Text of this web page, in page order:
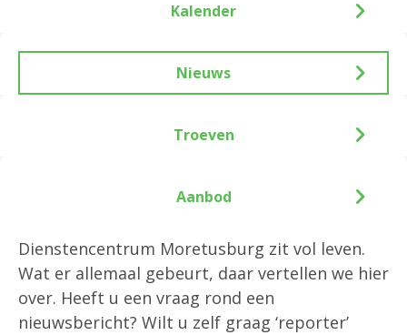
Kalender
Nieuws
Dienstencentrum Moretusburg zit vol leven.
Wat er allemaal gebeurt, daar vertellen we hier
over. Heeft u een vraag rond een
nieuwsbericht? Wilt u zelf graag ‘reporter’
Troeven
Aanbod